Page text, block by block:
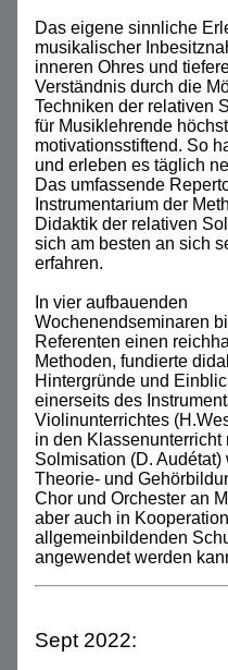
Das eigene sinnliche
musikalischer
inneren Ohres und
Verständnis durch die
Techniken der relativen
für Musiklehrende
motivationsstiftend. So
und erleben es täglich
Das umfassende
Instrumentarium der
Didaktik der relativen
sich am besten an sich
erfahren.
In vier aufbauenden
Wochenendseminaren
Referenten einen
Methoden, fundierte
Hintergründe und
einerseits des
Violinunterrichtes
in den Klassenunterricht
Solmisation (D. Audétat)
Theorie- und
Chor und Orchester an
aber auch in
allgemeinbildenden
angewendet werden
Sept 2022: